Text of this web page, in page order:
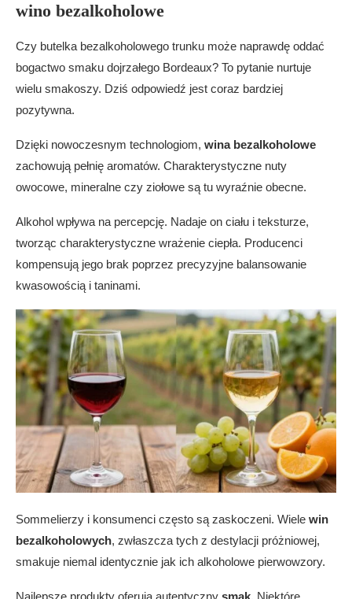
wino bezalkoholowe
Czy butelka bezalkoholowego trunku może naprawdę oddać
bogactwo smaku dojrzałego Bordeaux? To pytanie nurtuje
wielu smakoszy. Dziś odpowiedź jest coraz bardziej
pozytywna.
Dzięki nowoczesnym technologiom, wina bezalkoholowe
zachowują pełnię aromatów. Charakterystyczne nuty
owocowe, mineralne czy ziołowe są tu wyraźnie obecne.
Alkohol wpływa na percepcję. Nadaje on ciału i teksturze,
tworząc charakterystyczne wrażenie ciepła. Producenci
kompensują jego brak poprzez precyzyjne balansowanie
kwasowością i taninami.
Sommelierzy i konsumenci często są zaskoczeni. Wiele win
bezalkoholowych, zwłaszcza tych z destylacji próżniowej,
smakuje niemal identycznie jak ich alkoholowe pierwowzory.
Najlepsze produkty oferują autentyczny smak. Niektóre